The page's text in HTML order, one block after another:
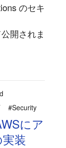
のセキ
開されま
#Security
にア
装